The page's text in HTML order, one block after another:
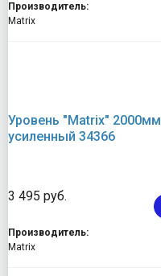
Производитель:
Matrix
Уровень "Matrix" 2000мм
усиленный 34366
3 495 руб.
Производитель:
Matrix